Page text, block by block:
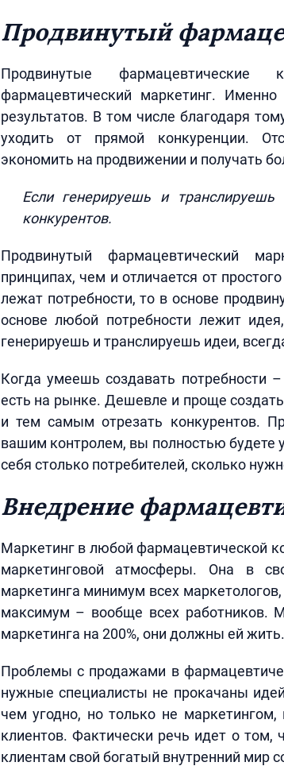
Продвинутый
Продвинутые фармацевтические
фармацевтический маркетинг.
результатов. В том числе благодаря
уходить от прямой конкуренции.
экономить на продвижении и получать
Если генерируешь и
конкурентов.
Продвинутый фармацевтический
принципах, чем и отличается от
лежат потребности, то в основе
основе любой потребности лежит
генерируешь и транслируешь идеи,
Когда умеешь создавать потребности
есть на рынке. Дешевле и проще
и тем самым отрезать конкурентов.
вашим контролем, вы полностью будете
себя столько потребителей, сколько
Внедрение
Маркетинг в любой фармацевтической
маркетинговой атмосферы. Она в
маркетинга минимум всех
максимум – вообще всех работников.
маркетинга на 200%, они должны ей жить.
Проблемы с продажами в
нужные специалисты не прокачаны
чем угодно, но только не
клиентов. Фактически речь идет о том,
клиентам свой богатый внутренний